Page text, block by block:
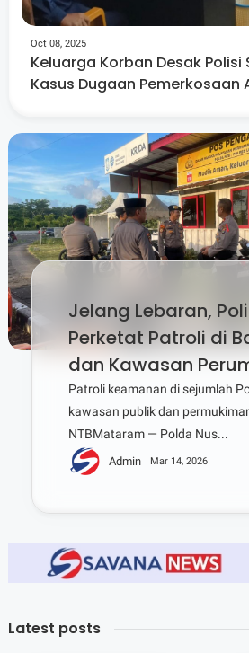
Jelang Lebaran,
Perketat Patroli di
dan Kawasan
Patroli keamanan di sejumlah
kawasan publik dan
NTBMataram — Polda Nus...
Admin Mar 14, 2026
Oct 08, 2025
Keluarga Korban Desak Polisi
Kasus Dugaan Pemerkosaan
Latest posts